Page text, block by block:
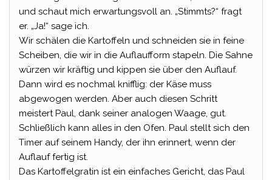
und schaut mich erwartungsvoll an. „Stimmts?“ fragt
er. „Ja!“ sage ich.
Wir schälen die Kartoffeln und schneiden sie in feine
Scheiben, die wir in die Auflaufform stapeln. Die Sahne
würzen wir kräftig und kippen sie über den Auflauf.
Dann wird es nochmal knifflig: der Käse muss
abgewogen werden. Aber auch diesen Schritt
meistert Paul, dank seiner analogen Waage, gut.
Schließlich kann alles in den Ofen. Paul stellt sich den
Timer auf seinem Handy, der ihn erinnert, wenn der
Auflauf fertig ist.
Das Kartoffelgratin ist ein einfaches Gericht, das Paul